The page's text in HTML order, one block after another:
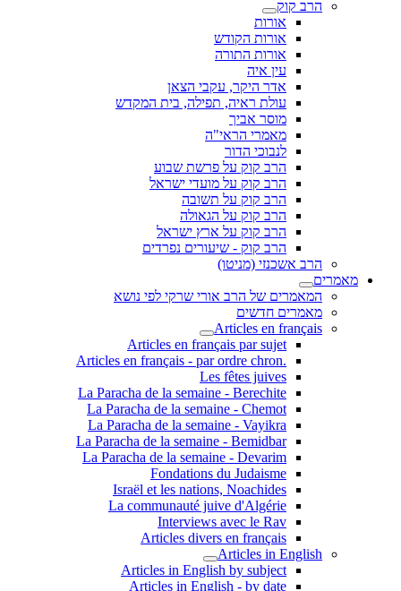
הרב קוק
אורות
אורות הקודש
אורות התורה
עין איה
אדר היקר, עקבי הצאן
עולת ראיה, תפילה, בית המקדש
מוסר אביך
מאמרי הראי"ה
לנבוכי הדור
הרב קוק על פרשת שבוע
הרב קוק על מועדי ישראל
הרב קוק על תשובה
הרב קוק על הגאולה
הרב קוק על ארץ ישראל
הרב קוק - שיעורים נפרדים
הרב אשכנזי (מניטו)
מאמרים
המאמרים של הרב אורי שרקי לפי נושא
מאמרים חדשים
Articles en français
Articles en français par sujet
.Articles en français - par ordre chron
Les fêtes juives
La Paracha de la semaine - Berechite
La Paracha de la semaine - Chemot
La Paracha de la semaine - Vayikra
La Paracha de la semaine - Bemidbar
La Paracha de la semaine - Devarim
Fondations du Judaisme
Israël et les nations, Noachides
La communauté juive d'Algérie
Interviews avec le Rav
Articles divers en français
Articles in English
Articles in English by subject
Articles in English - by date